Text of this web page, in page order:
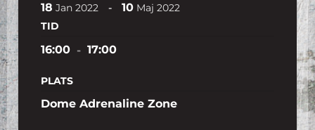
18 Jan 2022 - 10 Maj 2022
TID
16:00 - 17:00
PLATS
Dome Adrenaline Zone